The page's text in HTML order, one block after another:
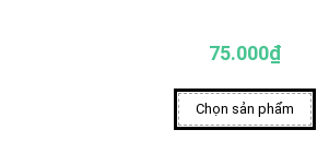
75.000₫
Chọn sản phẩm